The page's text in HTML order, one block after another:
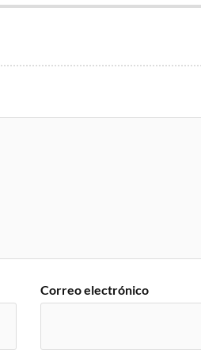
Correo electrónico